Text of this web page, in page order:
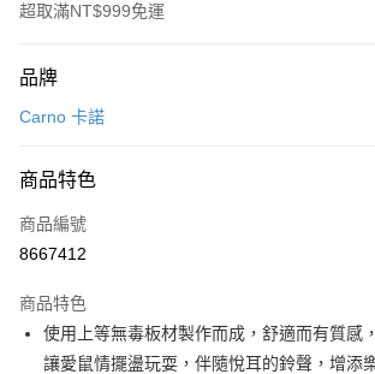
超取滿NT$999免運
信用卡一次付款
3 期 0 利率 每期
合作金庫商業銀行
上海商業儲蓄銀行
臺灣中小企業銀行
匯豐（台灣）商業銀行
華泰商業銀行
聯邦商業銀行
遠東國際商
超商取貨付款
LINE Pay
Apple Pay
街口支付
品牌
Carno 卡諾
商品特色
商品編號
8667412
商品特色
使用上等無毒板材製作而成，舒適而有質感
讓愛鼠情擺盪玩耍，伴隨悅耳的鈴聲，增添